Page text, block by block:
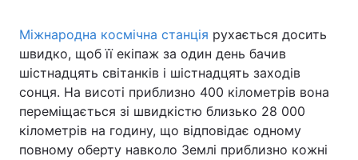
Міжнародна космічна станція рухається досить
швидко, щоб її екіпаж за один день бачив
шістнадцять світанків і шістнадцять заходів
сонця. На висоті приблизно 400 кілометрів вона
переміщається зі швидкістю близько 28 000
кілометрів на годину, що відповідає одному
повному оберту навколо Землі приблизно кожні